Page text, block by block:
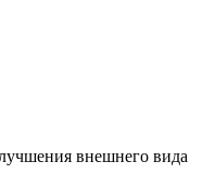
внешнего вида